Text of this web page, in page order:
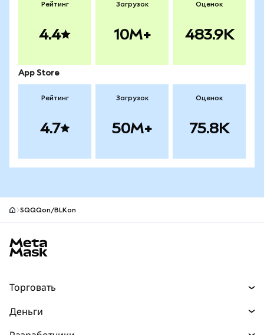
Рейтинг
4.4
Загрузок
10M+
Оценок
483.9K
App Store
Рейтинг
4.7
Загрузок
50M+
Оценок
75.8K
SQQQon/BLKon
Торговать
Деньги